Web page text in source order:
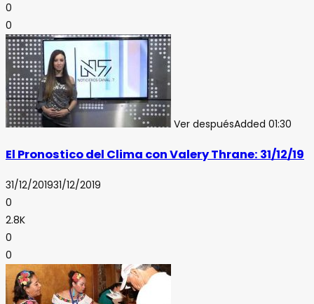
0
0
Ver despuésAdded 01:30
El Pronostico del Clima con Valery Thrane: 31/12/19
31/12/201931/12/2019
0
2.8K
0
0